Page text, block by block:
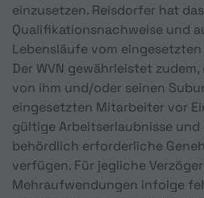
einzusetzen. Reisdorfer hat
Qualifikationsnachweise und
Lebensläufe vom
Der WVN gewährleistet zudem,
von ihm und/oder seinen
eingesetzten Mitarbeiter vor
gültige Arbeitserlaubnisse
behördlich erforderliche
verfügen. Für jegliche
Mehraufwendungen infolge